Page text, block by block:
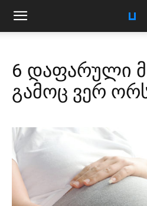
6 დაფარული
გამოც ვერ